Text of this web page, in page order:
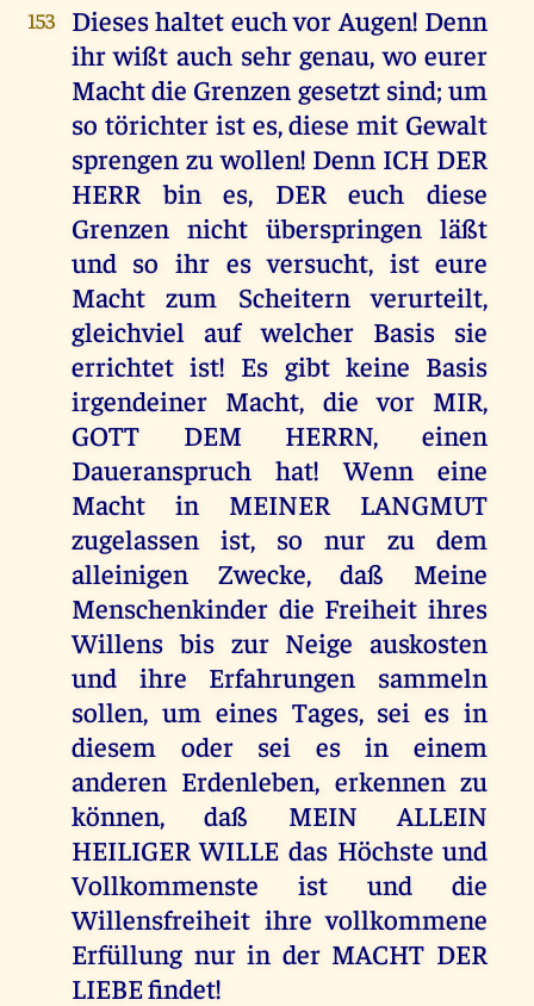
153
Dieses haltet euch vor Augen! Denn
ihr wißt auch sehr genau, wo eurer
Macht die Grenzen gesetzt sind; um
so törichter ist es, diese mit Gewalt
sprengen zu wollen! Denn ICH DER
HERR bin es, DER euch diese
Grenzen nicht überspringen läßt
und so ihr es versucht, ist eure
Macht zum Scheitern verurteilt,
gleichviel auf welcher Basis sie
errichtet ist! Es gibt keine Basis
irgendeiner Macht, die vor MIR,
GOTT DEM HERRN, einen
Daueranspruch hat! Wenn eine
Macht in MEINER LANGMUT
zugelassen ist, so nur zu dem
alleinigen Zwecke, daß Meine
Menschenkinder die Freiheit ihres
Willens bis zur Neige auskosten
und ihre Erfahrungen sammeln
sollen, um eines Tages, sei es in
diesem oder sei es in einem
anderen Erdenleben, erkennen zu
können, daß MEIN ALLEIN
HEILIGER WILLE das Höchste und
Vollkommenste ist und die
Willensfreiheit ihre vollkommene
Erfüllung nur in der MACHT DER
LIEBE findet!